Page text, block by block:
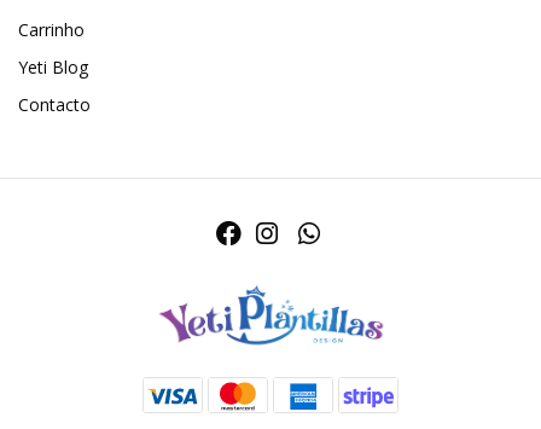
Carrinho
Yeti Blog
Contacto